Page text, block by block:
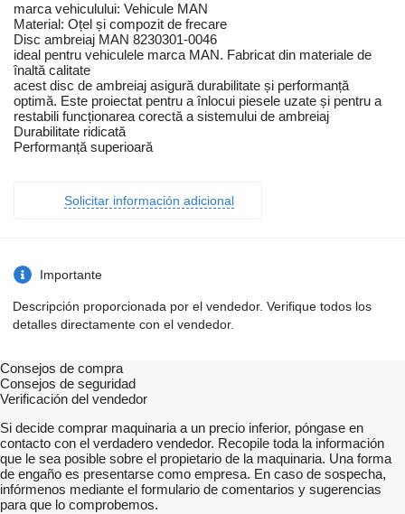
marca vehiculului: Vehicule MAN
Material: Oțel și compozit de frecare
Disc ambreiaj MAN 8230301-0046
ideal pentru vehiculele marca MAN. Fabricat din materiale de
înaltă calitate
acest disc de ambreiaj asigură durabilitate și performanță
optimă. Este proiectat pentru a înlocui piesele uzate și pentru a
restabili funcționarea corectă a sistemului de ambreiaj
Durabilitate ridicată
Performanță superioară
Solicitar información adicional
Importante
Descripción proporcionada por el vendedor. Verifique todos los
detalles directamente con el vendedor.
Consejos de compra
Consejos de seguridad
Verificación del vendedor
Si decide comprar maquinaria a un precio inferior, póngase en
contacto con el verdadero vendedor. Recopile toda la información
que le sea posible sobre el propietario de la maquinaria. Una forma
de engaño es presentarse como empresa. En caso de sospecha,
infórmenos mediante el formulario de comentarios y sugerencias
para que lo comprobemos.